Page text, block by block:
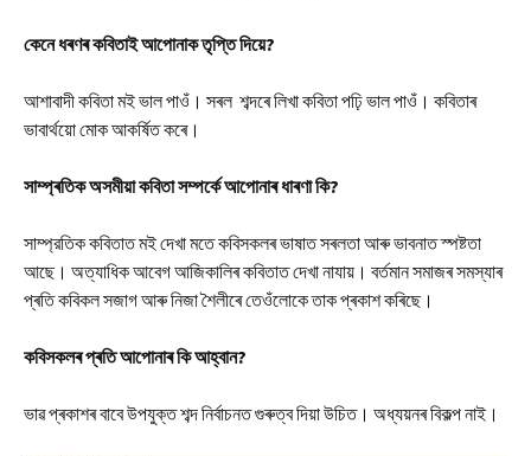
কেনে ধৰণৰ কবিতাই আপোনাক তৃপ্তি দিয়ে?
আশাবাদী কবিতা মই ভাল পাওঁ। সৰল শব্দৰে লিখা কবিতা পঢ়ি ভাল পাওঁ। কবিতাৰ
ভাবাৰ্থয়ো মোক আকৰ্ষিত কৰে।
সাম্প্ৰতিক অসমীয়া কবিতা সম্পৰ্কে আপোনাৰ ধাৰণা কি?
সাম্প্রতিক কবিতাত মই দেখা মতে কবিসকলৰ ভাষাত সৰলতা আৰু ভাবনাত স্পষ্টতা
আছে। অত্যাধিক আবেগ আজিকালিৰ কবিতাত দেখা নাযায়। বৰ্তমান সমাজৰ সমস্যাৰ
প্ৰতি কবিকল সজাগ আৰু নিজা শৈলীৰে তেওঁলোকে তাক প্ৰকাশ কৰিছে।
কবিসকলৰ প্ৰতি আপোনাৰ কি আহ্বান?
ভাৱ প্ৰকাশৰ বাবে উপযুক্ত শব্দ নিৰ্বাচনত গুৰুত্ব দিয়া উচিত। অধ্যয়নৰ বিকল্প নাই।